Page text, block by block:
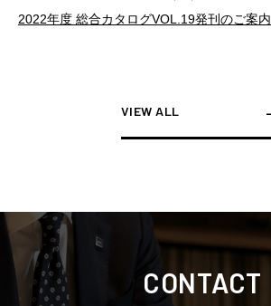
2022年度 総合カタログVOL.19発刊のご案内
VIEW ALL
CONTACT